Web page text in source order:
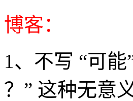
博客：
1、不写 “可能
？” 这种无意